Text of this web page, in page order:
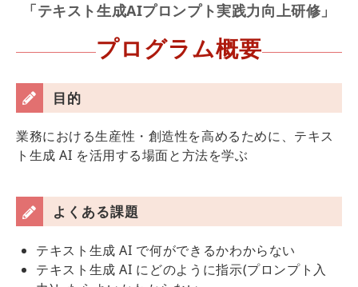
「テキスト生成AIプロンプト実践力向上研修」
プログラム概要
目的
業務における生産性・創造性を高めるために、テキス
ト生成 AI を活用する場面と方法を学ぶ
よくある課題
テキスト生成 AI で何ができるかわからない
テキスト生成 AI にどのように指示(プロンプト入